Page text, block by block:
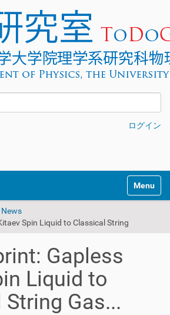
ログイン
Toggle
News
Gapless
Liquid to
Gas...